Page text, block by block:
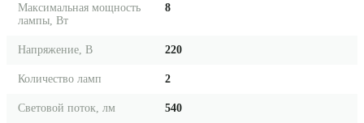
Максимальная мощность
лампы, Вт
8
Напряжение, В 220
Количество ламп 2
Световой поток, лм 540